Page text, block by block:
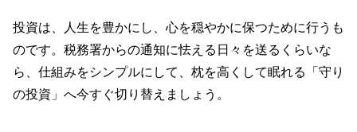
投資は、人生を豊かにし、心を穏やかに保つために行うも
のです。税務署からの通知に怯える日々を送るくらいな
ら、仕組みをシンプルにして、枕を高くして眠れる「守り
の投資」へ今すぐ切り替えましょう。